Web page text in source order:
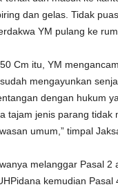
dan gelas. Tidak
YM pulang ke
Cm itu, YM
mengayunkan
dengan hukum
tajam jenis parang tidak
umum,” timpal
melanggar Pasal
kemudian Pasal